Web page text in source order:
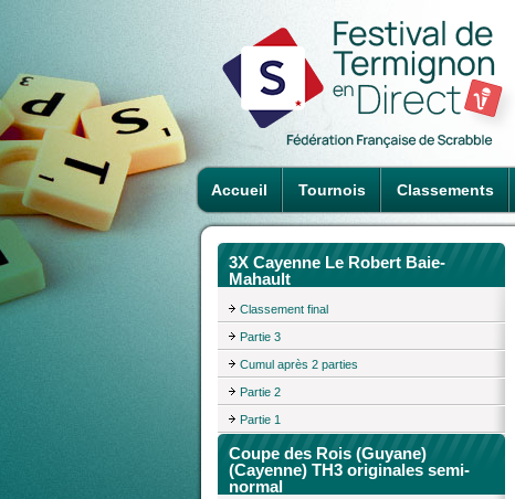
Accueil Tournois Classements
3X Cayenne Le Robert Baie-
Mahault
Classement final
Partie 3
Cumul après 2 parties
Partie 2
Partie 1
Coupe des Rois (Guyane)
(Cayenne) TH3 originales semi-
normal